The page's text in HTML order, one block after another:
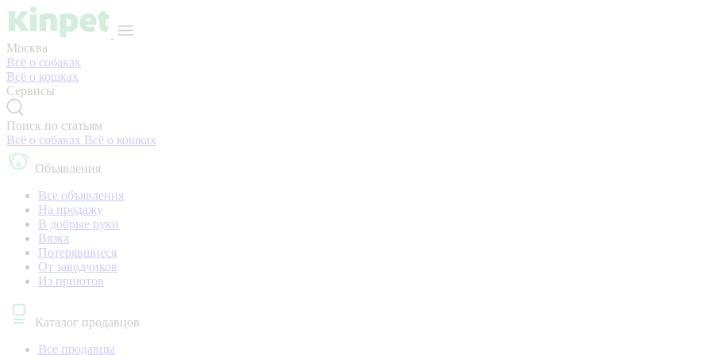
Москва
Всё о собаках
Всё о кошках
Сервисы
Поиск по статьям
Всё о собаках Всё о кошках
Объявления
Все объявления
На продажу
В добрые руки
Вязка
Потерявшиеся
От заводчиков
Из приютов
Каталог продавцов
Все продавцы